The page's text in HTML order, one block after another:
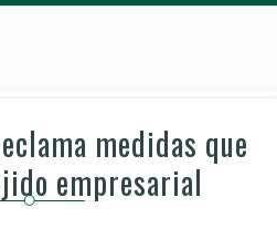
medidas que
empresarial